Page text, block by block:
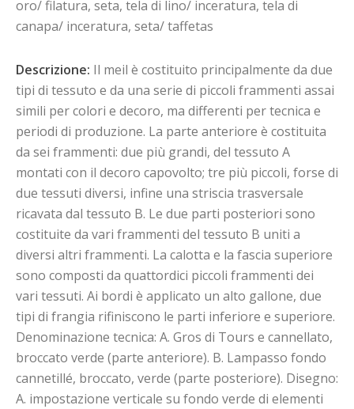
oro/ filatura, seta, tela di lino/ inceratura, tela di
canapa/ inceratura, seta/ taffetas
Descrizione: Il meil è costituito principalmente da due
tipi di tessuto e da una serie di piccoli frammenti assai
simili per colori e decoro, ma differenti per tecnica e
periodi di produzione. La parte anteriore è costituita
da sei frammenti: due più grandi, del tessuto A
montati con il decoro capovolto; tre più piccoli, forse di
due tessuti diversi, infine una striscia trasversale
ricavata dal tessuto B. Le due parti posteriori sono
costituite da vari frammenti del tessuto B uniti a
diversi altri frammenti. La calotta e la fascia superiore
sono composti da quattordici piccoli frammenti dei
vari tessuti. Ai bordi è applicato un alto gallone, due
tipi di frangia rifiniscono le parti inferiore e superiore.
Denominazione tecnica: A. Gros di Tours e cannellato,
broccato verde (parte anteriore). B. Lampasso fondo
cannetillé, broccato, verde (parte posteriore). Disegno:
A. impostazione verticale su fondo verde di elementi